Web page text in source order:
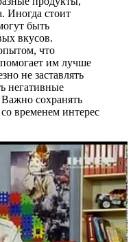
Иногда стоит
быть
вкусов.
что
им лучше
не заставлять
негативные
сохранять
временем интерес